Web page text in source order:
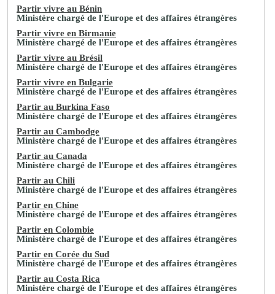
Partir vivre au Bénin
Ministère chargé de l'Europe et des affaires étrangères
Partir vivre en Birmanie
Ministère chargé de l'Europe et des affaires étrangères
Partir vivre au Brésil
Ministère chargé de l'Europe et des affaires étrangères
Partir vivre en Bulgarie
Ministère chargé de l'Europe et des affaires étrangères
Partir au Burkina Faso
Ministère chargé de l'Europe et des affaires étrangères
Partir au Cambodge
Ministère chargé de l'Europe et des affaires étrangères
Partir au Canada
Ministère chargé de l'Europe et des affaires étrangères
Partir au Chili
Ministère chargé de l'Europe et des affaires étrangères
Partir en Chine
Ministère chargé de l'Europe et des affaires étrangères
Partir en Colombie
Ministère chargé de l'Europe et des affaires étrangères
Partir en Corée du Sud
Ministère chargé de l'Europe et des affaires étrangères
Partir au Costa Rica
Ministère chargé de l'Europe et des affaires étrangères